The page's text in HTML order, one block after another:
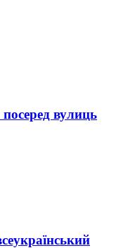
вулиць